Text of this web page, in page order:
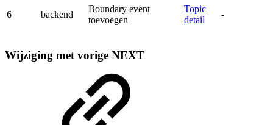
6 backend
Boundary event
toevoegen
Topic
detail
-
Wijziging met vorige NEXT